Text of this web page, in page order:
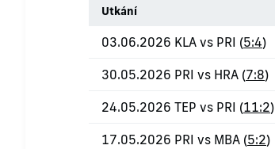
Utkání
03.06.2026 KLA vs PRI (5:4)
30.05.2026 PRI vs HRA (7:8)
24.05.2026 TEP vs PRI (11:2)
17.05.2026 PRI vs MBA (5:2)